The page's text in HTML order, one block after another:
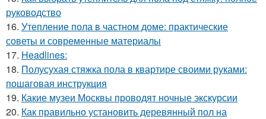
руководство
16. Утепление пола в частном доме: практические
советы и современные материалы
17. Headlines:
18. Полусухая стяжка пола в квартире своими руками:
пошаговая инструкция
19. Какие музеи Москвы проводят ночные экскурсии
20. Как правильно установить деревянный пол на